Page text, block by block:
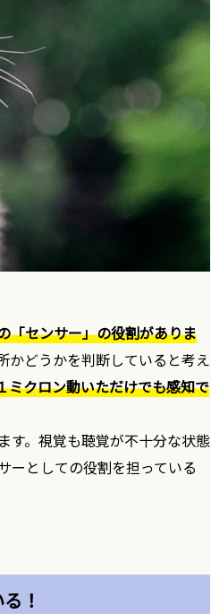
「センサー」の役割がありま
かどうかを判断していると考え
ミクロン動いただけでも感知で
す。視覚も聴覚が不十分な状態
ーとしての役割を担っている
！